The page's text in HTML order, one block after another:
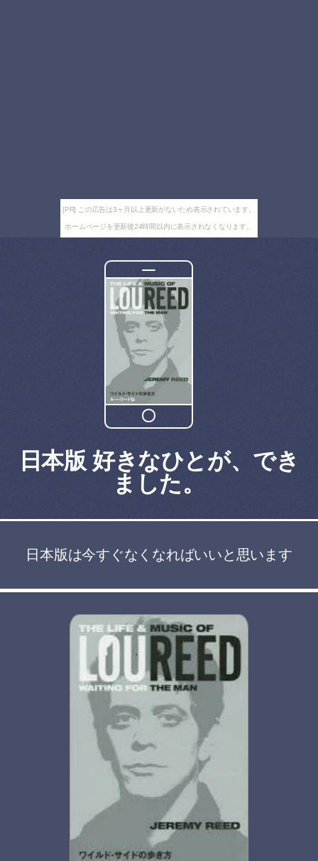
[PR] この広告は3ヶ月以上更新がないため表示されています。
ホームページを更新後24時間以内に表示されなくなります。
日本版 好きなひとが、でき
ました。
日本版は今すぐなくなればいいと思います